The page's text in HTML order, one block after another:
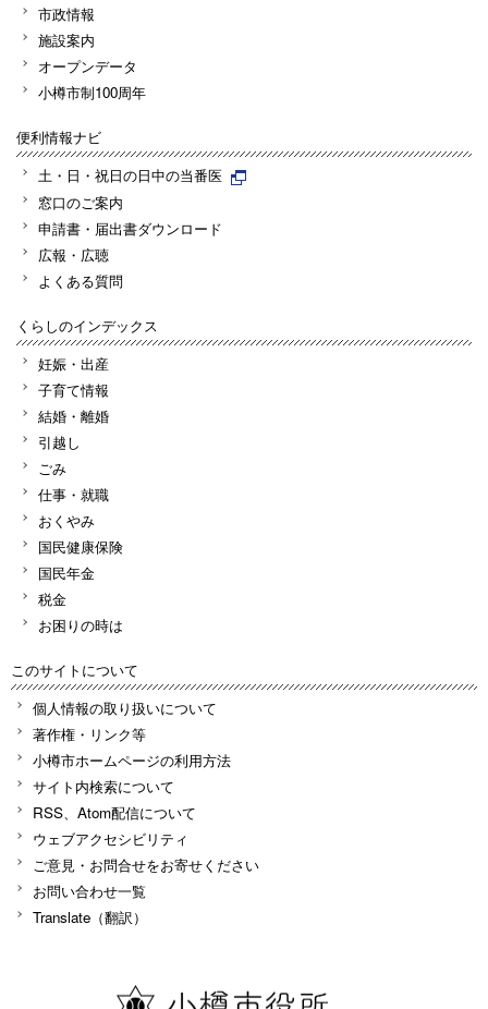
市政情報
施設案内
オープンデータ
小樽市制100周年
便利情報ナビ
土・日・祝日の日中の当番医
窓口のご案内
申請書・届出書ダウンロード
広報・広聴
よくある質問
くらしのインデックス
妊娠・出産
子育て情報
結婚・離婚
引越し
ごみ
仕事・就職
おくやみ
国民健康保険
国民年金
税金
お困りの時は
このサイトについて
個人情報の取り扱いについて
著作権・リンク等
小樽市ホームページの利用方法
サイト内検索について
RSS、Atom配信について
ウェブアクセシビリティ
ご意見・お問合せをお寄せください
お問い合わせ一覧
Translate（翻訳）